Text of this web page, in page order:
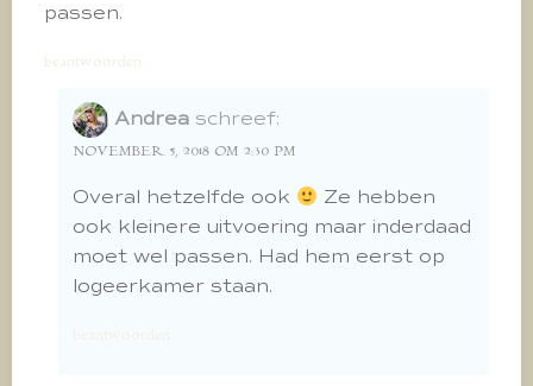
passen.
beantwoorden
Andrea schreef:
NOVEMBER 5, 2018 OM 2:30 PM
Overal hetzelfde ook
Ze hebben
ook kleinere uitvoering maar inderdaad
moet wel passen. Had hem eerst op
logeerkamer staan.
beantwoorden